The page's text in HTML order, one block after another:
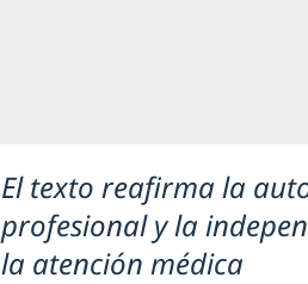
El texto reafirma la
profesional y la
la atención médica